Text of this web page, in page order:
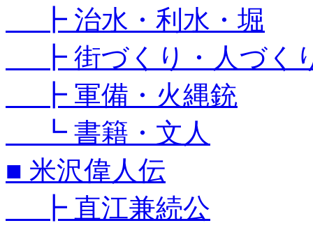
┣ 治水・利水・堀
┣ 街づくり・人づく
┣ 軍備・火縄銃
┗ 書籍・文人
■ 米沢偉人伝
┣ 直江兼続公